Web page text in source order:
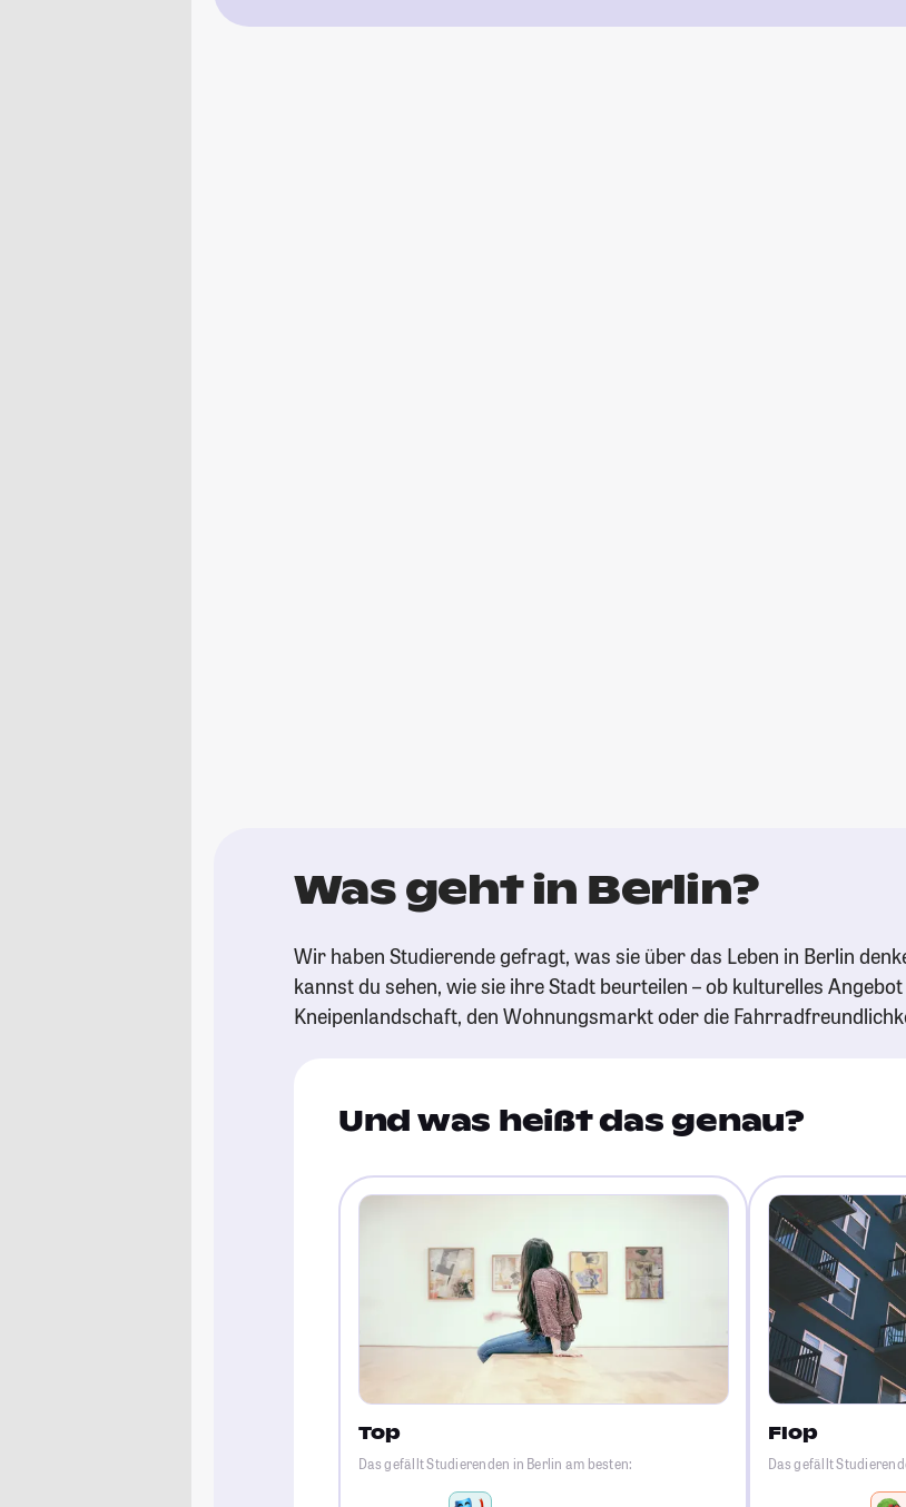
Was geht in Berlin?
Wir haben Studierende gefragt, was sie über das Leben in Berlin
kannst du sehen, wie sie ihre Stadt beurteilen – ob kulturelles
Kneipenlandschaft, den Wohnungsmarkt oder die
Und was heißt das genau?
Top
Das gefällt Studierenden in Berlin am besten:
Flop
Das gefällt